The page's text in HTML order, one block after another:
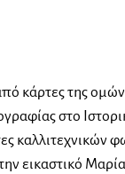
κάρτες της
στο
καλλιτεχνικών
εικαστικό